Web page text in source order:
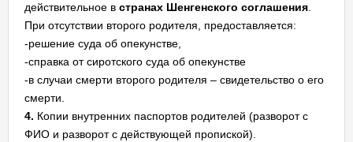
действительное в странах Шенгенского соглашения
При отсутствии второго родителя, предоставляется:
-решение суда об опекунстве,
-справка от сиротского суда об опекунстве
-в случаи смерти второго родителя – свидетельство о его
смерти.
4. Копии внутренних паспортов родителей (разворот с
ФИО и разворот с действующей пропиской).